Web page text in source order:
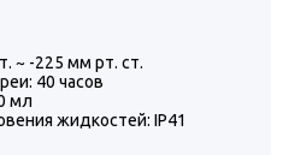
~ -225 мм рт. ст.
40 часов
мл
жидкостей: IP41